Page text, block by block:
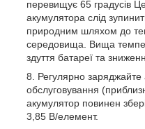
перевищує 65 градусів
акумулятора слід
природним шляхом до
середовища. Вища
здуття батареї та
Регулярно заряджайте
обслуговування
акумулятор повинен
3,85 В/елемент.